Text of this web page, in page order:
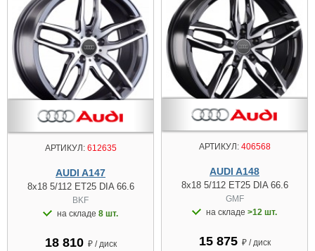
АРТИКУЛ:612635
AUDI A147
8x18 5/112 ET25 DIA 66.6
BKF
на складе 8 шт.
18 810 ₽ / диск
АРТИКУЛ:406568
AUDI A148
8x18 5/112 ET25 DIA 66.6
GMF
на складе >12 шт.
15 875 ₽ / диск